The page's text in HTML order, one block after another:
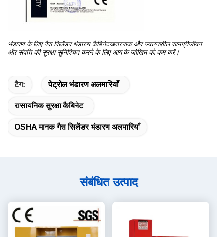
भंडारण के लिए गैस सिलेंडर भंडारण कैबिनेटखतरनाक और ज्वलनशील सामग्रीजीवन
और संपत्ति की सुरक्षा सुनिश्चित करने के लिए आग के जोखिम को कम करें।
टैग: पेट्रोल भंडारण अलमारियाँ
रासायनिक सुरक्षा कैबिनेट
OSHA मानक गैस सिलेंडर भंडारण अलमारियाँ
संबंधित उत्पाद